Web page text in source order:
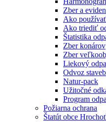
Zber a
Ako
Ako triediť
Štatistika
Zber konárov
Zber
Liekový
Odvoz
Natur-pack
Užitočné
Program
Požiarna ochrana
Štatút obce